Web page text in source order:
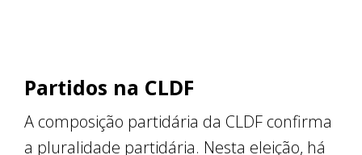
Partidos na CLDF
A composição partidária da CLDF confirma
a pluralidade partidária. Nesta eleição, há